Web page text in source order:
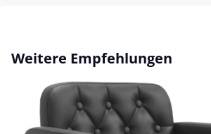
Produktgalerie überspringen
Weitere Empfehlungen